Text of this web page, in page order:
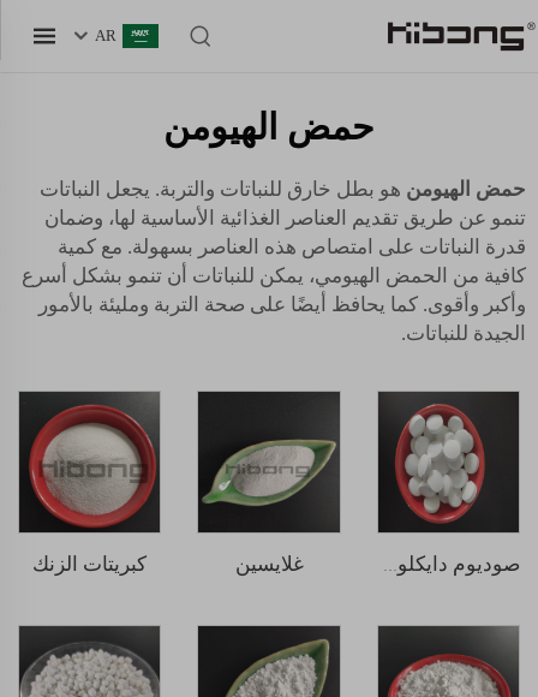
AR
حمض الهيومن
حمض الهيومن هو بطل خارق للنباتات والتربة. يجعل النباتات
تنمو عن طريق تقديم العناصر الغذائية الأساسية لها، وضمان
قدرة النباتات على امتصاص هذه العناصر بسهولة. مع كمية
كافية من الحمض الهيومي، يمكن للنباتات أن تنمو بشكل أسرع
وأكبر وأقوى. كما يحافظ أيضًا على صحة التربة ومليئة بالأمور
الجيدة للنباتات.
صوديوم دايكلوروإيسوسيانورات (SDIC) غلايسين كبريتات الزنك